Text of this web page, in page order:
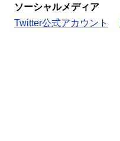
ソーシャルメディア
Twitter公式アカウント